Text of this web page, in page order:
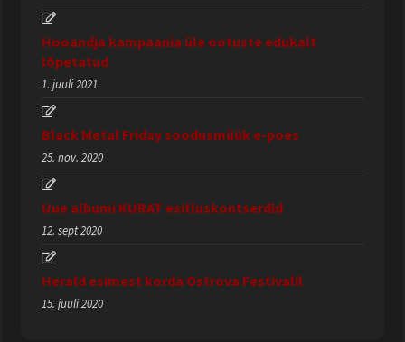
Hooandja kampaania üle ootuste edukalt
lõpetatud
1. juuli 2021
Black Metal Friday soodusmüük e-poes
25. nov. 2020
Uue albumi KURAT esitluskontserdid
12. sept 2020
Herald esimest korda Ostrova Festivalil
15. juuli 2020